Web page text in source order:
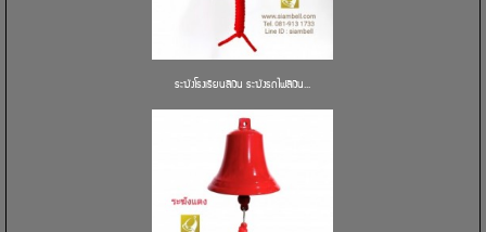
ระฆังโรงเรียนสีเงิน ระฆังรถไฟสีเงิน...